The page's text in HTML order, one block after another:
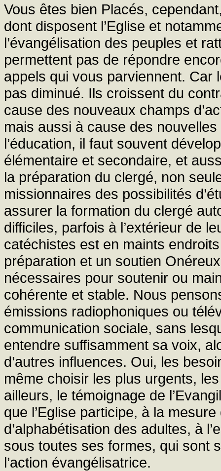
Vous êtes bien Placés,
dont disposent l’Eglise et
l’évangélisation des peuples et
permettent pas de répondre
appels qui vous parviennent. Car
pas diminué. Ils croissent du
cause des nouveaux champs
mais aussi à cause des
l’éducation, il faut souvent
élémentaire et secondaire, et
la préparation du clergé, non
missionnaires des possibilités
assurer la formation du clergé
difficiles, parfois à l’extérieur de
catéchistes est en maints
préparation et un soutien
nécessaires pour soutenir ou
cohérente et stable. Nous
émissions radiophoniques ou
communication sociale, sans
entendre suffisamment sa voix,
d’autres influences. Oui, les
même choisir les plus urgents,
ailleurs, le témoignage de
que l’Eglise participe, à la
d’alphabétisation des adultes, à
sous toutes ses formes, qui sont
l’action évangélisatrice.